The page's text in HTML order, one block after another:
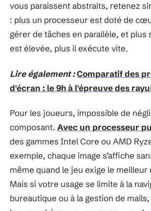
vous paraissent abstraits, retenez
: plus un processeur est doté de
gérer de tâches en parallèle, et plus
est élevée, plus il exécute vite.
Lire également :Comparatif des
d'écran : le 9h à l'épreuve des
Pour les joueurs, impossible de
composant. Avec un processeur
des gammes Intel Core ou AMD
exemple, chaque image s’affiche
même quand le jeu exige le meilleur
Mais si votre usage se limite à la
bureautique ou à la gestion de